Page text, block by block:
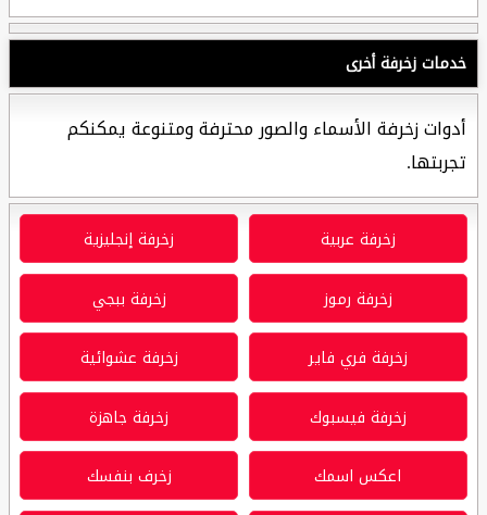
خدمات زخرفة أخرى
أدوات زخرفة الأسماء والصور محترفة ومتنوعة يمكنكم
تجربتها.
زخرفة عربية زخرفة إنجليزية
زخرفة رموز زخرفة ببجي
زخرفة فري فاير زخرفة عشوائية
زخرفة فيسبوك زخرفة جاهزة
اعكس اسمك زخرف بنفسك